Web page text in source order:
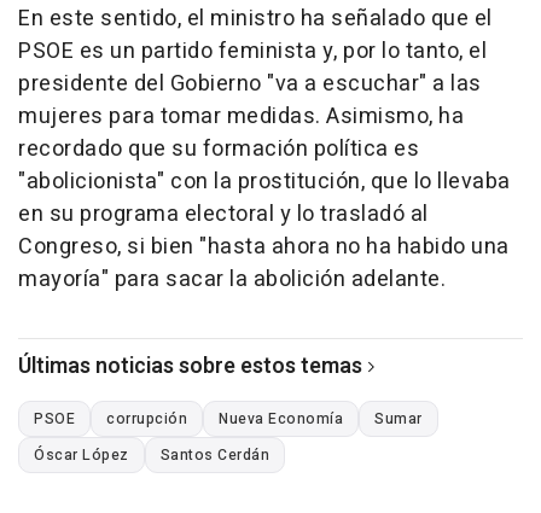
En este sentido, el ministro ha señalado que el
PSOE es un partido feminista y, por lo tanto, el
presidente del Gobierno "va a escuchar" a las
mujeres para tomar medidas. Asimismo, ha
recordado que su formación política es
"abolicionista" con la prostitución, que lo llevaba
en su programa electoral y lo trasladó al
Congreso, si bien "hasta ahora no ha habido una
mayoría" para sacar la abolición adelante.
Últimas noticias sobre estos temas
PSOE corrupción Nueva Economía
Sumar
Óscar López
Santos Cerdán